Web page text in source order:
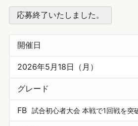
応募終了いたしました。
開催日
2026年5月18日（月）
グレード
FB 試合初心者大会 本戦で1回戦を突